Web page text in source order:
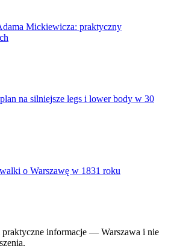
Mickiewicza: praktyczny
na silniejsze legs i lower body w 30
o Warszawę w 1831 roku
informacje — Warszawa i nie